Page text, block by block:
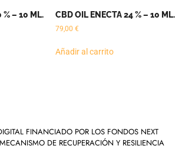
% – 10 ML. CBD OIL ENECTA 24 % – 10 ML.
79,00 €
Añadir al carrito
FINANCIADO POR LOS FONDOS NEXT
DE RECUPERACIÓN Y RESILIENCIA